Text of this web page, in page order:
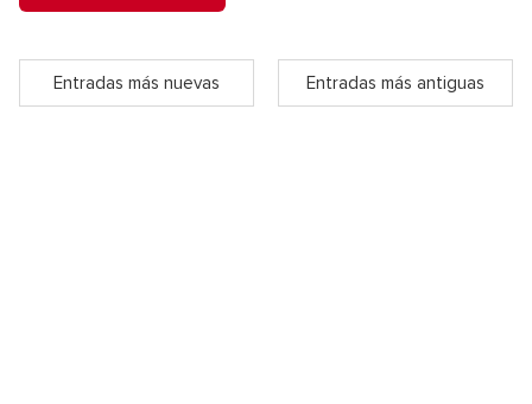
Entradas más nuevas Entradas más antiguas